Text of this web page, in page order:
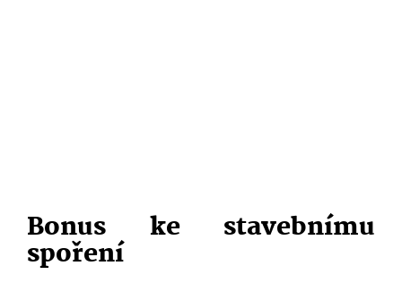
Bonus ke stavebnímu
spoření